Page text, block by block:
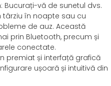
Bucurați-vă de sunetul dvs.
târziu în noapte sau cu
de auz. Această
prin Bluetooth, precum și
conectate.
premiat și interfață grafică
ușoară și intuitivă din